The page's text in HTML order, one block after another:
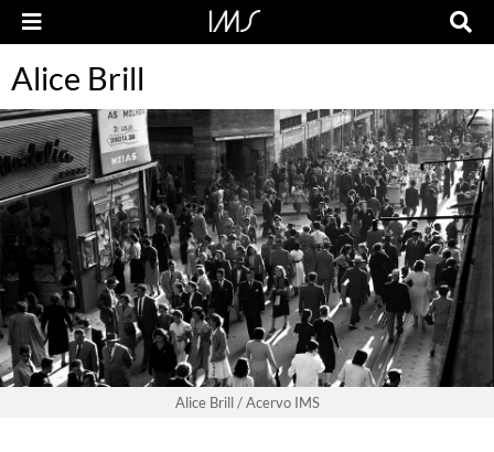
Alice Brill
Alice Brill / Acervo IMS